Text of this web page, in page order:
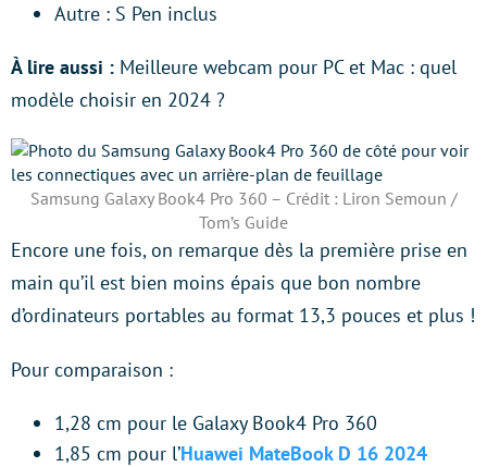
Autre : S Pen inclus
À lire aussi : Meilleure webcam pour PC et Mac : quel
modèle choisir en 2024 ?
Samsung Galaxy Book4 Pro 360 – Crédit : Liron Semoun /
Tom’s Guide
Encore une fois, on remarque dès la première prise en
main qu’il est bien moins épais que bon nombre
d’ordinateurs portables au format 13,3 pouces et plus !
Pour comparaison :
1,28 cm pour le Galaxy Book4 Pro 360
1,85 cm pour l’Huawei MateBook D 16 2024